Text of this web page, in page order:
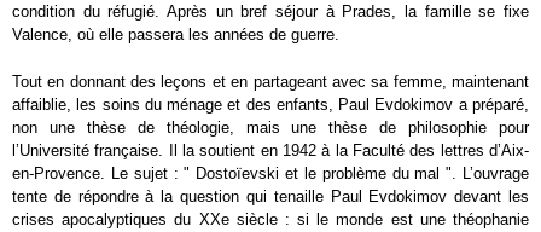
condition du réfugié. Après un bref séjour à Prades, la famille se fixe
Valence, où elle passera les années de guerre.
Tout en donnant des leçons et en partageant avec sa femme, maintenant
affaiblie, les soins du ménage et des enfants, Paul Evdokimov a préparé,
non une thèse de théologie, mais une thèse de philosophie pour
l’Université française. Il la soutient en 1942 à la Faculté des lettres d’Aix-
en-Provence. Le sujet : " Dostoïevski et le problème du mal ". L’ouvrage
tente de répondre à la question qui tenaille Paul Evdokimov devant les
crises apocalyptiques du XXesiècle : si le monde est une théophanie